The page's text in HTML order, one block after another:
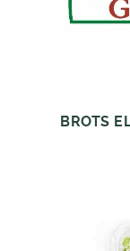
BROTS